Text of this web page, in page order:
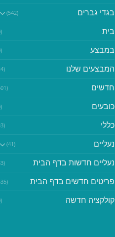
בגדי גברים (542)
בית (0)
במבצע (0)
המבצעים שלנו (24)
חדשים (601)
כובעים (0)
כללי (33)
נעליים (41)
נעליים חדשות בדף הבית (33)
פריטים חדשים בדף הבית (535)
קולקציה חדשה (0)